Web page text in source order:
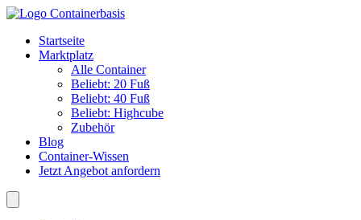
Startseite
Marktplatz
Alle Container
Beliebt: 20 Fuß
Beliebt: 40 Fuß
Beliebt: Highcube
Zubehör
Blog
Container-Wissen
Jetzt Angebot anfordern